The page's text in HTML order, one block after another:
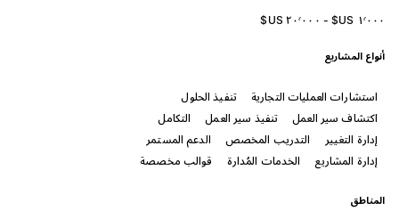
أنواع المشاريع
استشارات العمليات التجارية
تنفيذ الحلول
اكتشاف سير العمل
تنفيذ سير العمل
التكامل
إدارة التغيير
التدريب المخصص
الدعم المستمر
إدارة المشاريع
الخدمات المُدارة قوالب مخصصة
المناطق